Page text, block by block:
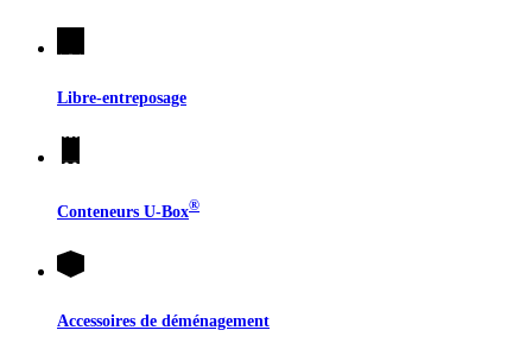
Libre-entreposage
Conteneurs U-Box®
Accessoires de déménagement